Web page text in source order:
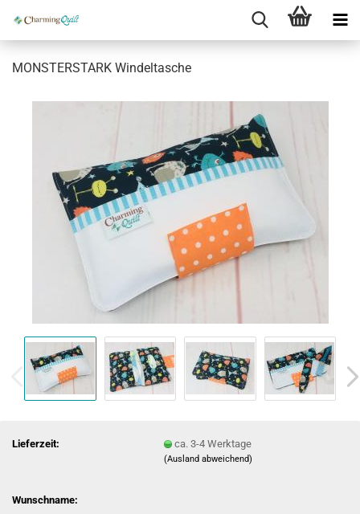
MONSTERSTARK Windeltasche
Lieferzeit: ca. 3-4 Werktage
(Ausland abweichend)
Wunschname: